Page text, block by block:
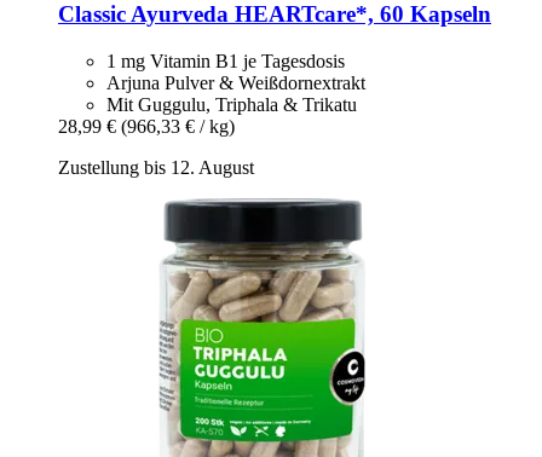
Classic Ayurveda HEARTcare*, 60 Kapseln
1 mg Vitamin B1 je Tagesdosis
Arjuna Pulver & Weißdornextrakt
Mit Guggulu, Triphala & Trikatu
28,99 € (966,33 € / kg)
Zustellung bis 12. August